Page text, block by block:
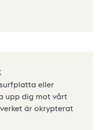
eller
upp dig mot vårt
är okrypterat